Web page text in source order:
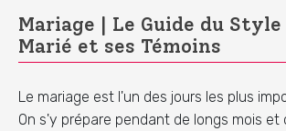
Mariage | Le Guide du
Marié et ses Témoins
Le mariage est l'un des jours les plus
On s'y prépare pendant de longs mois et